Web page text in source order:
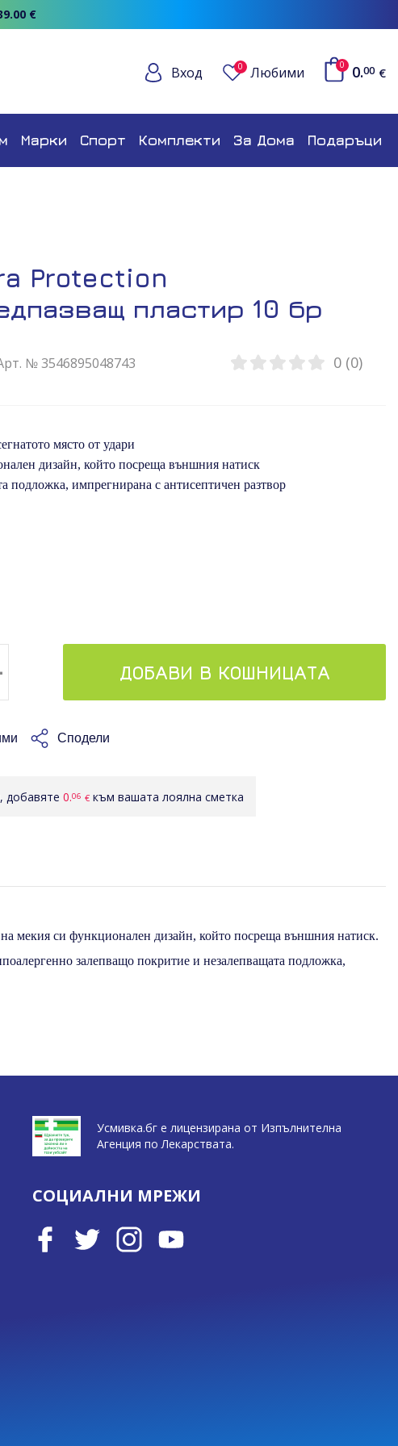
€
Вход 0 Любими 0 0.00 €
Марки Спорт Комплекти За Дома Подаръци
Protection
пластир 10 бр
№ 3546895048743 0 (0)
място от удари
дизайн, който посреща външния натиск
подложка, импрегнирана с антисептичен разтвор
ДОБАВИ В КОШНИЦАТА
Сподели
добавяте 0.06 € към вашата лоялна сметка
на мекия си функционален дизайн, който посреща външния натиск.
залепващо покритие и незалепващата подложка,
Усмивка.бг е лицензирана от Изпълнителна
Агенция по Лекарствата.
СОЦИАЛНИ МРЕЖИ